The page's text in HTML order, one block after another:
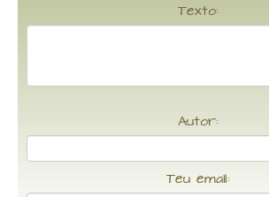
Texto:
Autor:
Teu email: